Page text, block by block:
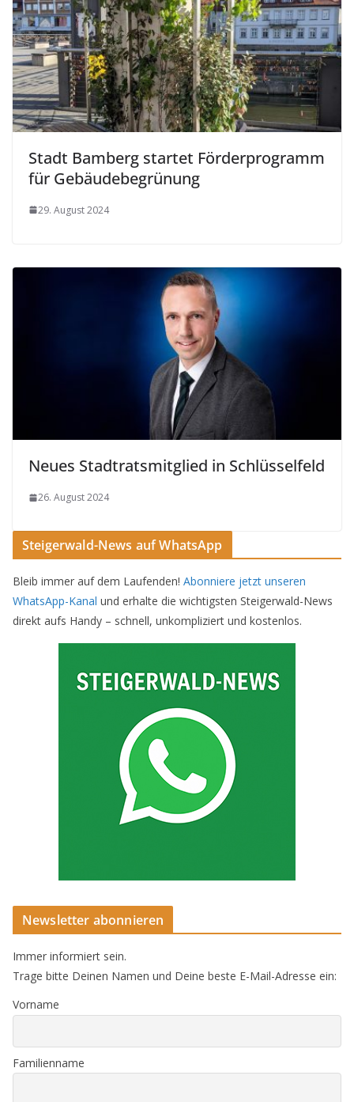
Stadt Bamberg startet Förderprogramm
für Gebäudebegrünung
29. August 2024
Neues Stadtratsmitglied in Schlüsselfeld
26. August 2024
Steigerwald-News auf WhatsApp
Bleib immer auf dem Laufenden! Abonniere jetzt unseren
WhatsApp-Kanal und erhalte die wichtigsten Steigerwald-News
direkt aufs Handy – schnell, unkompliziert und kostenlos.
Newsletter abonnieren
Immer informiert sein.
Trage bitte Deinen Namen und Deine beste E-Mail-Adresse ein:
Vorname
Familienname